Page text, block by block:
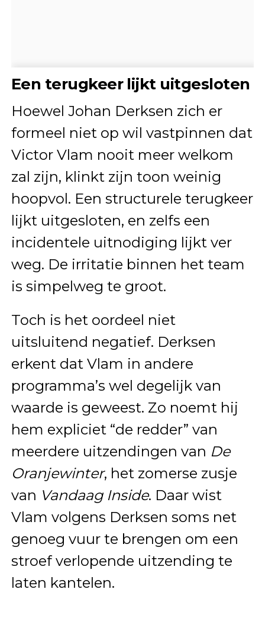
Een terugkeer lijkt uitgesloten
Hoewel Johan Derksen zich er
formeel niet op wil vastpinnen dat
Victor Vlam nooit meer welkom
zal zijn, klinkt zijn toon weinig
hoopvol. Een structurele terugkeer
lijkt uitgesloten, en zelfs een
incidentele uitnodiging lijkt ver
weg. De irritatie binnen het team
is simpelweg te groot.
Toch is het oordeel niet
uitsluitend negatief. Derksen
erkent dat Vlam in andere
programma’s wel degelijk van
waarde is geweest. Zo noemt hij
hem expliciet “de redder” van
meerdere uitzendingen van De
Oranjewinter, het zomerse zusje
van Vandaag Inside. Daar wist
Vlam volgens Derksen soms net
genoeg vuur te brengen om een
stroef verlopende uitzending te
laten kantelen.